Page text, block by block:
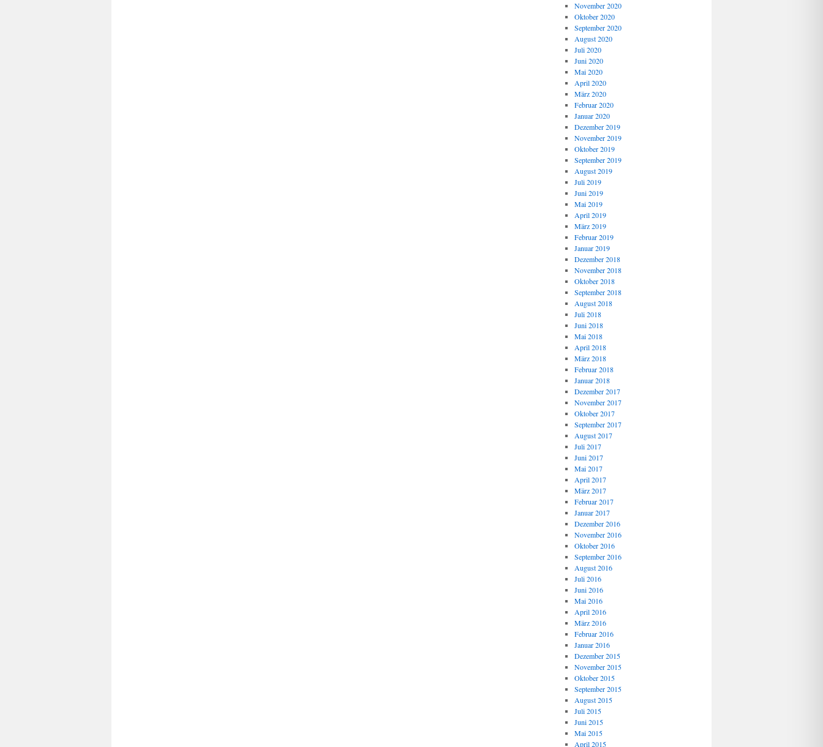
November 2020
Oktober 2020
September 2020
August 2020
Juli 2020
Juni 2020
Mai 2020
April 2020
März 2020
Februar 2020
Januar 2020
Dezember 2019
November 2019
Oktober 2019
September 2019
August 2019
Juli 2019
Juni 2019
Mai 2019
April 2019
März 2019
Februar 2019
Januar 2019
Dezember 2018
November 2018
Oktober 2018
September 2018
August 2018
Juli 2018
Juni 2018
Mai 2018
April 2018
März 2018
Februar 2018
Januar 2018
Dezember 2017
November 2017
Oktober 2017
September 2017
August 2017
Juli 2017
Juni 2017
Mai 2017
April 2017
März 2017
Februar 2017
Januar 2017
Dezember 2016
November 2016
Oktober 2016
September 2016
August 2016
Juli 2016
Juni 2016
Mai 2016
April 2016
März 2016
Februar 2016
Januar 2016
Dezember 2015
November 2015
Oktober 2015
September 2015
August 2015
Juli 2015
Juni 2015
Mai 2015
April 2015